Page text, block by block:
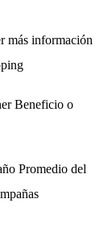
más información
Beneficio o
Promedio del